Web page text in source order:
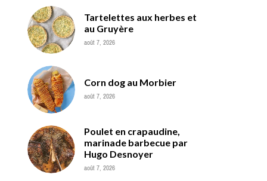
Tartelettes aux herbes et
au Gruyère
août 7, 2026
Corn dog au Morbier
août 7, 2026
Poulet en crapaudine,
marinade barbecue par
Hugo Desnoyer
août 7, 2026